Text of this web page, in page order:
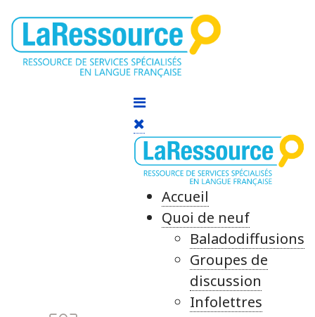
Accueil
Quoi de neuf
Baladodiffusions
Groupes de
discussion
Infolettres